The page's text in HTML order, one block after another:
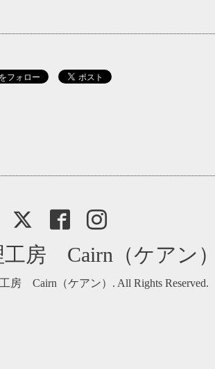
工房 Cairn（ケアン
房 Cairn（ケアン） . All Rights Reserved.